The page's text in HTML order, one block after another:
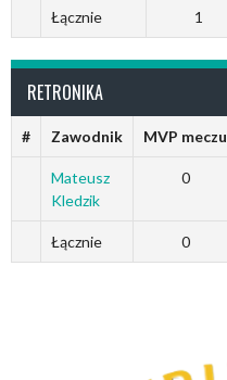
Łącznie 1
RETRONIKA
# Zawodnik MVP meczu
Mateusz
Kledzik
0
Łącznie 0